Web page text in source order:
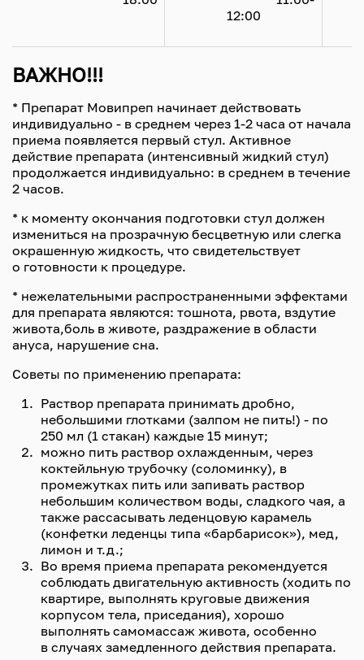
12:00
ВАЖНО!!!
* Препарат Мовипреп начинает действовать
индивидуально - в среднем через 1-2 часа от начала
приема появляется первый стул. Активное
действие препарата (интенсивный жидкий стул)
продолжается индивидуально: в среднем в течение
2 часов.
* к моменту окончания подготовки стул должен
измениться на прозрачную бесцветную или слегка
окрашенную жидкость, что свидетельствует
о готовности к процедуре.
* нежелательными распространенными эффектами
для препарата являются: тошнота, рвота, вздутие
живота,боль в животе, раздражение в области
ануса, нарушение сна.
Советы по применению препарата:
Раствор препарата принимать дробно,
небольшими глотками (залпом не пить!) - по
250 мл (1 стакан) каждые 15 минут;
можно пить раствор охлажденным, через
коктейльную трубочку (соломинку), в
промежутках пить или запивать раствор
небольшим количеством воды, сладкого чая, а
также рассасывать леденцовую карамель
(конфетки леденцы типа «барбарисок»), мед,
лимон и т.д.;
Во время приема препарата рекомендуется
соблюдать двигательную активность (ходить по
квартире, выполнять круговые движения
корпусом тела, приседания), хорошо
выполнять самомассаж живота, особенно
в случаях замедленного действия препарата.